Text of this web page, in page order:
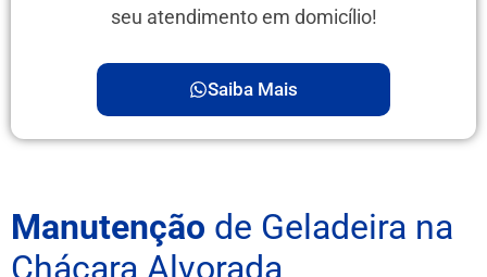
seu atendimento em domicílio!
Saiba Mais
Manutenção de Geladeira na
Chácara Alvorada